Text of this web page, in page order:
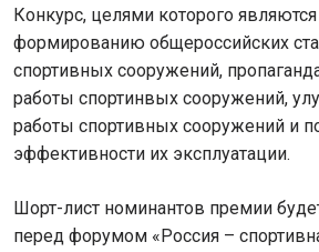
Конкурс, целями которого
формированию общероссийских
спортивных сооружений,
работы спортинвых сооружений,
работы спортивных сооружений и
эффективности их эксплуатации.
Шорт-лист номинантов премии
перед форумом «Россия –